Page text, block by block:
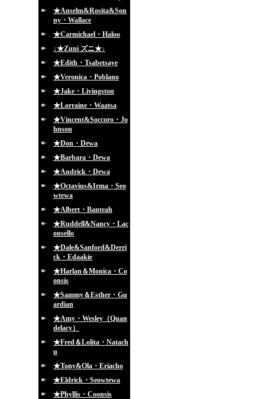
★Anselm&Rosita&Son
ny・Wallace
★Carmichael・Haloo
↓★Zuni ズニ★↓
★Edith・Tsabetsaye
★Veronica・Poblano
★Jake・Livingston
★Lorraine・Waatsa
★Vincent&Soccoro・Jo
hnson
★Don・Dewa
★Barbara・Dewa
★Andrick・Dewa
★Octavius&Irma・Seo
wtewa
★Albert・Banteah
★Ruddell&Nancy・Lac
onsello
★Dale&Sanford&Derri
ck・Edaakie
★Harlan＆Monica・Co
onsis
★Sammy＆Esther・Gu
ardian
★Amy・Wesley（Quan
delacy）
★Fred＆Lolita・Natach
u
★Tony&Ola・Eriacho
★Eldrick・Seowtewa
★Phyllis・Coonsis